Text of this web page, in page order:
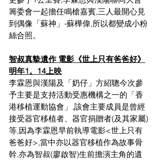
籌委會一起擔任鳴槍嘉賓,三人最開心見
到偶像「蘇神」-蘇樺偉,所以都變成小粉
絲合照。
智叔真摰遺作 電影《世上只有爸爸好》
明年1。14上映
李霖恩與漢陽及「奶仔」方紹聰今次參
予主要是支持活動受惠機構之一的「香
港移植運動協會」,該會主要成員是曾經
接受器官移植者、器官捐贈者(及其家屬)
等,因為李霖恩早前執導電影<世上只有
爸爸好>,當中亦以器官移植作為故事骨
幹,亦為智叔(廖啟智)生前擔演主角的遺